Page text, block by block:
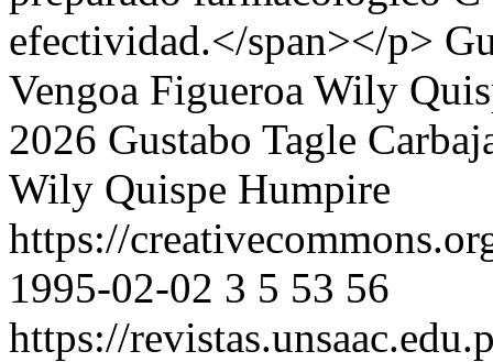
efectividad.</span></p>
Vengoa Figueroa Wily
2026 Gustabo Tagle
Wily Quispe Humpire
https://
1995-02-02 3 5 53 56
https://